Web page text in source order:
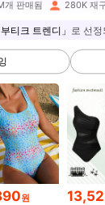
팔로워
팔로워
팔로워
개 판매됨 280K 재
부티크 트렌디」 로 선
원